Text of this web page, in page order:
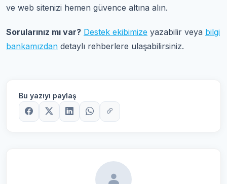
ve web sitenizi hemen güvence altına alın.
Sorularınız mı var? Destek ekibimize yazabilir veya bilgi
bankamızdan detaylı rehberlere ulaşabilirsiniz.
Bu yazıyı paylaş